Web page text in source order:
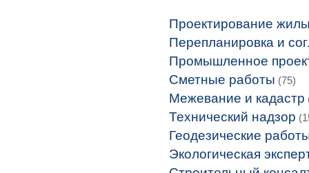
Проектирование
Перепланировка и
Промышленное
Сметные работы (75)
Межевание и кадастр
Технический надзор
Геодезические
Экологическая